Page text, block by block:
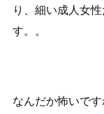
り、細い成人女
す。。
なんだか怖いです